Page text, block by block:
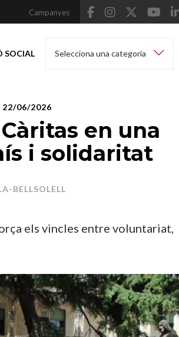
Campanyes
SOCIAL Selecciona una categoria
22/06/2026
en una
i solidaritat
BELLSOLELL
els vincles entre voluntariat,